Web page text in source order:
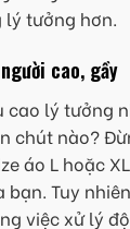
tưởng hơn.
cao, gầy
cao lý tưởng
chút nào?
áo L hoặc
bạn. Tuy
việc xử lý